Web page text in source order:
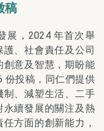
稿
展，2024 年首次舉
、社會責任及公司
意及智慧，期盼能
份投稿，同仁們提供
制、減塑生活、二手
續發展的關注及熱
方面的創新能力，